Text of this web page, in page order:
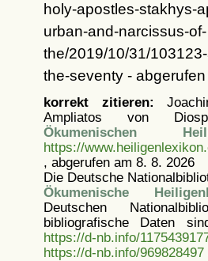
holy-apostles-stakhys-
urban-and-narcissus-of-
the/2019/10/31/
the-seventy -
korrekt zitieren:
Ampliatos von
Ökumenischen
https://
, abgerufen am 8. 8. 2026
Die Deutsche
Ökumenische
Deutschen
bibliografische Daten
https://d-nb.info/
https://d-nb.info/969828497